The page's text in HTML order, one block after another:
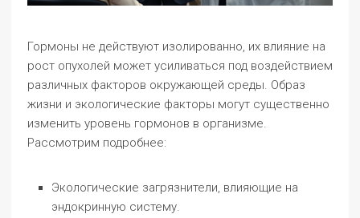
Гормоны не действуют изолированно, их влияние на
рост опухолей может усиливаться под воздействием
различных факторов окружающей среды. Образ
жизни и экологические факторы могут существенно
изменить уровень гормонов в организме.
Рассмотрим подробнее:
Экологические загрязнители, влияющие на
эндокринную систему.